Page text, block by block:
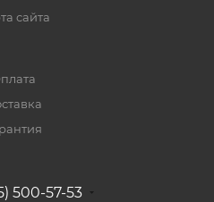
сайта
500-57-53